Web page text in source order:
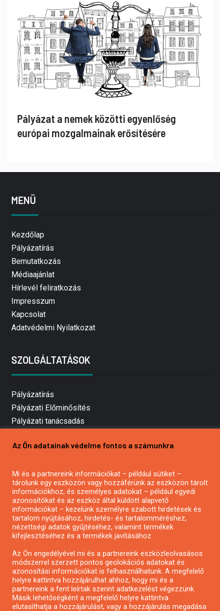
Pályázat a nemek közötti egyenlőség
európai mozgalmainak erősítésére
MENÜ
Kezdőlap
Pályázatírás
Bemutatkozás
Médiaajánlat
Hírlevél feliratkozás
Impresszum
Kapcsolat
Adatvédelmi Nyilatkozat
SZOLGÁLTATÁSOK
Pályázatírás
Pályázati Előminősítés
Pályázati tanácsadás
Mezőgazdasági pályázatírás
Pályázatírás civil szervezeteknek
Pályázatírás önkormányzatoknak
Pályázatfigyelés
Specifikus pályázatfigyelés vagy hírlevél
Pályázatok magánszemélyeknek
Pályázatok civil szervezeteknek
Pályázatok vállalkozásoknak
Az Ön adatainak védelme fontos a számunkra
Mi és a partnereink információkat – például sütiket –
tárolunk egy eszközön vagy hozzáférünk az eszközön tárolt
információkhoz, és személyes adatokat – például egyedi
azonosítókat és az eszköz által küldött alapvető
információkat – kezelünk személyre szabott hirdetések és
tartalom nyújtásához, hirdetés- és tartalomméréshez,
nézettségi adatok gyűjtéséhez, valamint termékek
kifejlesztéséhez és a termékek javításához.
Az Ön engedélyével mi és a partnereink eszközleolvasásos
módszerrel szerzett pontos geolokációs adatokat és
azonosítási információkat is felhasználhatunk. A megfelelő
helyre kattintva hozzájárulhat ahhoz, hogy mi és a
partnereink a fent leírtak szerint adatkezelést végezzünk.
Másik lehetőségként a megfelelő helyre kattintva
elutasíthatja a hozzájárulást, vagy a hozzájárulás megadása